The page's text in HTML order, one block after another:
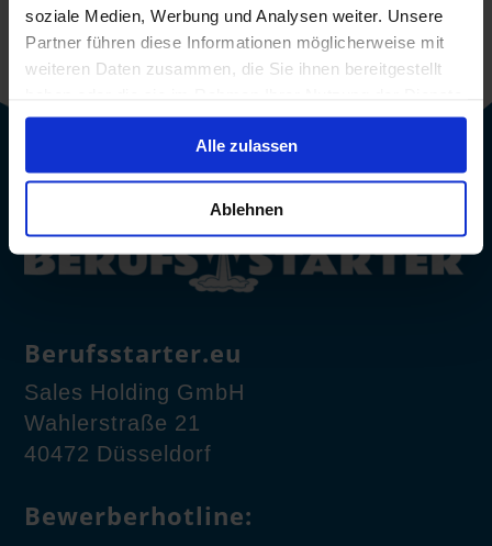
soziale Medien, Werbung und Analysen weiter. Unsere
Partner führen diese Informationen möglicherweise mit
weiteren Daten zusammen, die Sie ihnen bereitgestellt
gesammelt haben.
Alle zulassen
Ablehnen
Berufsstarter.eu
Sales Holding GmbH
Wahlerstraße 21
40472 Düsseldorf
Bewerberhotline: